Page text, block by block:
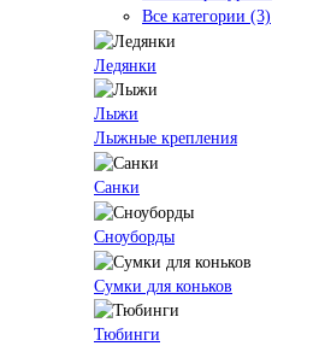
Все категории (3)
Ледянки
Лыжи
Лыжные крепления
Санки
Сноуборды
Сумки для коньков
Тюбинги